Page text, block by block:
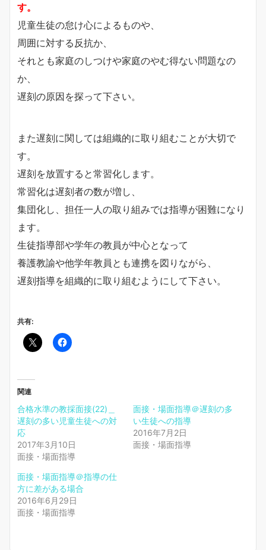
す。
児童生徒の怠け心によるものや、
周囲に対する反抗か、
それとも家庭のしつけや家庭のやむ得ない問題なの
か、
遅刻の原因を探って下さい。
また遅刻に関しては組織的に取り組むことが大切で
す。
遅刻を放置すると常習化します。
常習化は遅刻者の数が増し、
集団化し、担任一人の取り組みでは指導が困難になり
ます。
生徒指導部や学年の教員が中心となって
養護教諭や他学年教員とも連携を図りながら、
遅刻指導を組織的に取り組むようにして下さい。
共有:
関連
合格水準の教採面接(22)＿
遅刻の多い児童生徒への対
応
2017年3月10日
面接・場面指導
面接・場面指導＠遅刻の多
い生徒への指導
2016年7月2日
面接・場面指導
面接・場面指導＠指導の仕
方に差がある場合
2016年6月29日
面接・場面指導